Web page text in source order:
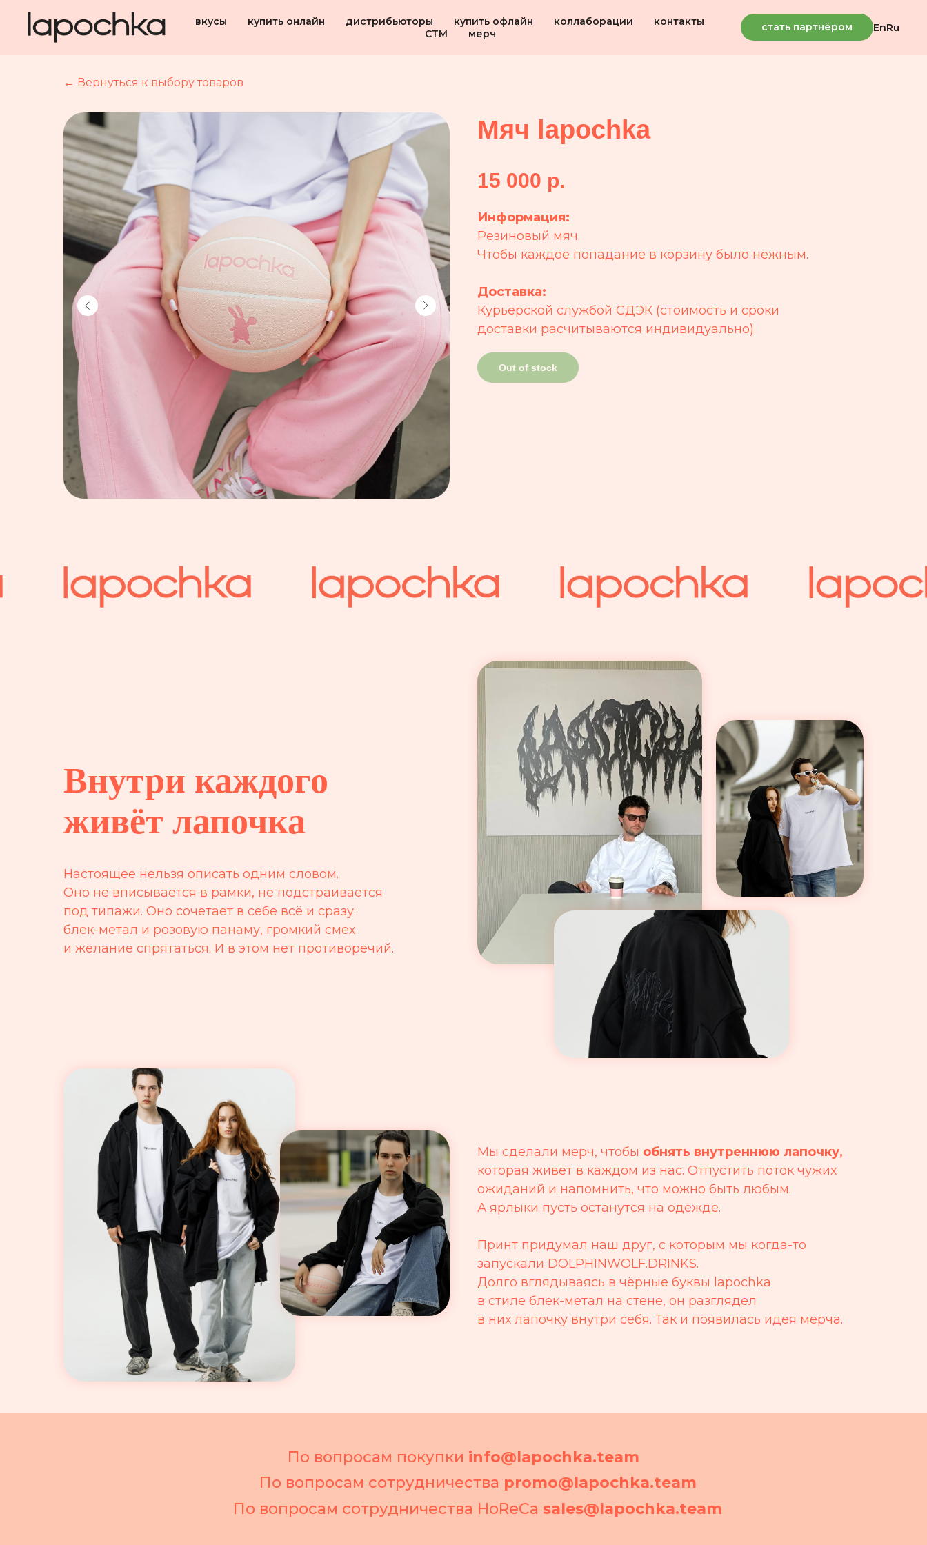
вкусы купить онлайн дистрибьюторы купить офлайн коллаборации
контакты
СТМ
мерч
стать партнёром EnRu
← Вернуться к выбору товаров
Мяч lapochka
15 000 р.
Информация:
Резиновый мяч.
Чтобы каждое попадание в корзину было нежным.
Доставка:
Курьерской службой СДЭК (стоимость и сроки
доставки расчитываются индивидуально).
Out of stock
Внутри каждого
живёт лапочка
Настоящее нельзя описать одним словом.
Оно не вписывается в рамки, не подстраивается
под типажи. Оно сочетает в себе всё и сразу:
блек-метал и розовую панаму, громкий смех
и желание спрятаться. И в этом нет противоречий.
Мы сделали мерч, чтобы обнять внутреннюю лапочку,
которая живёт в каждом из нас. Отпустить поток чужих
ожиданий и напомнить, что можно быть любым.
А ярлыки пусть останутся на одежде.
Принт придумал наш друг, с которым мы когда-то
запускали DOLPHINWOLF.DRINKS.
Долго вглядываясь в чёрные буквы lapochka
в стиле блек-метал на стене, он разглядел
в них лапочку внутри себя. Так и появилась идея мерча.
По вопросам покупки info@lapochka.team
По вопросам сотрудничества promo@lapochka.team
По вопросам сотрудничества HoReCa sales@lapochka.team